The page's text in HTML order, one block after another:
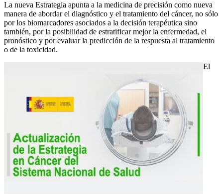
La nueva Estrategia apunta a la medicina de precisión como nueva
manera de abordar el diagnóstico y el tratamiento del cáncer, no sólo
por los biomarcadores asociados a la decisión terapéutica sino
también, por la posibilidad de estratificar mejor la enfermedad, el
pronóstico y por evaluar la predicción de la respuesta al tratamiento
o de la toxicidad.
El